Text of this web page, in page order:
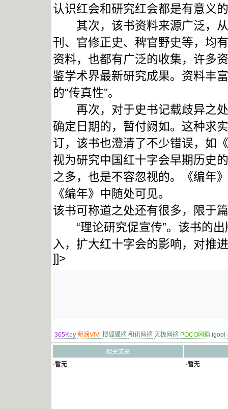
认识红会和研究红会都是有意义
其次，该书资料来源广泛，从
刊、官修正史、稗官野史等，均
资料，也都有广泛的收集，许多
鉴学术界最新研究成果。资料丰
的“传真性”。
再次，对于史书记载歧异之处
确定日期的，暂付阙如。这种求
订，该书也澄清了不少错误，如
视为研究中国红十字会早期历史
之多，也是不容忽视的。《编年
《编年》中随处可见。
该书可称道之处还有很多，限于
“理论研究促宣传”。该书的出
入，扩大红十字会的影响，对推
]]>
365Key 新浪ViVi 搜狐狐摘 和讯网摘 天极网摘 POCO网摘
相关文章
·暂无
·暂无